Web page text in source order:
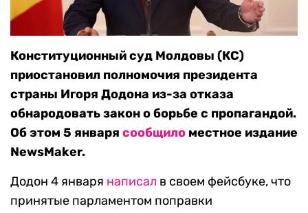
Конституционный суд Молдовы (КС)
приостановил полномочия президента
страны Игоря Додона из-за отказа
обнародовать закон о борьбе с пропагандой.
Об этом 5 января сообщило местное издание
NewsMaker.
Додон 4 января написал в своем фейсбуке, что
принятые парламентом поправки